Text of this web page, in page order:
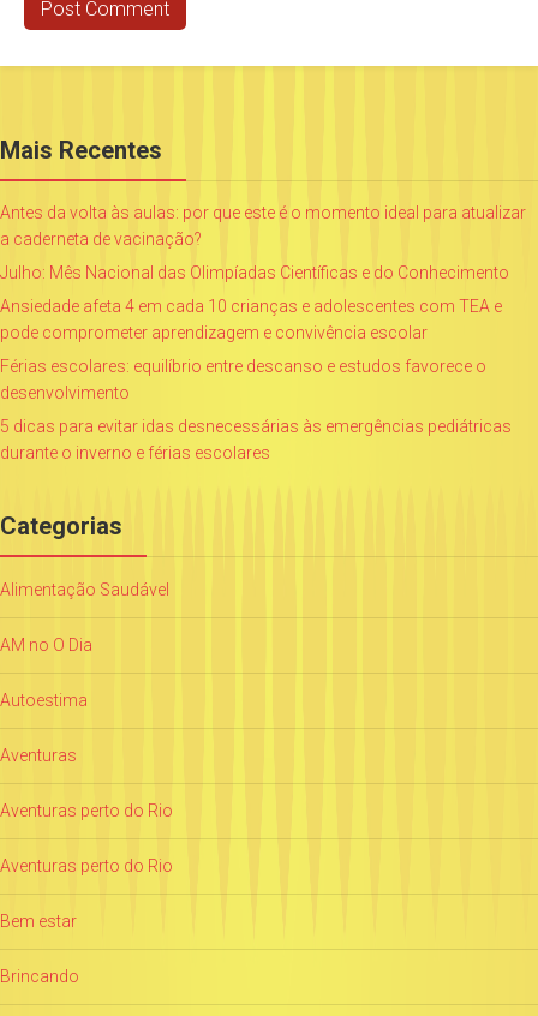
Mais Recentes
Antes da volta às aulas: por que este é o momento ideal para atualizar
a caderneta de vacinação?
Julho: Mês Nacional das Olimpíadas Científicas e do Conhecimento
Ansiedade afeta 4 em cada 10 crianças e adolescentes com TEA e
pode comprometer aprendizagem e convivência escolar
Férias escolares: equilíbrio entre descanso e estudos favorece o
desenvolvimento
5 dicas para evitar idas desnecessárias às emergências pediátricas
durante o inverno e férias escolares
Categorias
Alimentação Saudável
AM no O Dia
Autoestima
Aventuras
Aventuras perto do Rio
Aventuras perto do Rio
Bem estar
Brincando